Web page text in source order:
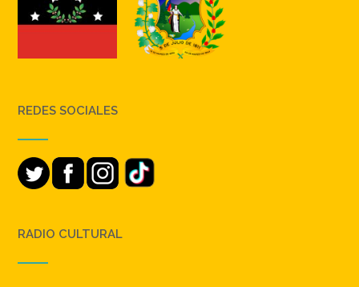
REDES SOCIALES
RADIO CULTURAL